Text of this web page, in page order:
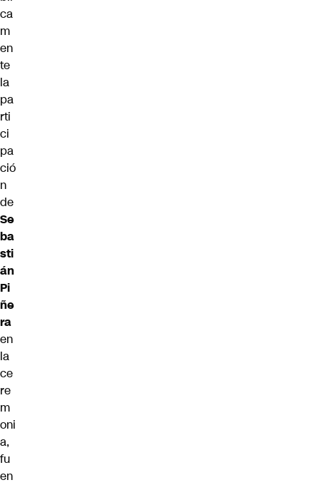
ca
m
en
te
la
pa
rti
ci
pa
ció
n
de
Se
ba
sti
án
Pi
ñe
ra
en
la
ce
re
m
oni
a,
fu
en